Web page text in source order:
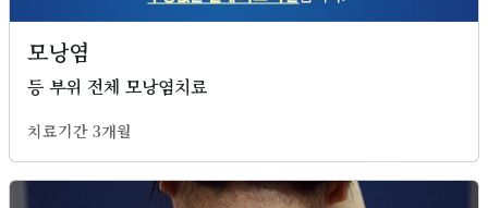
모낭염
등 부위 전체 모낭염치료
치료기간 3개월